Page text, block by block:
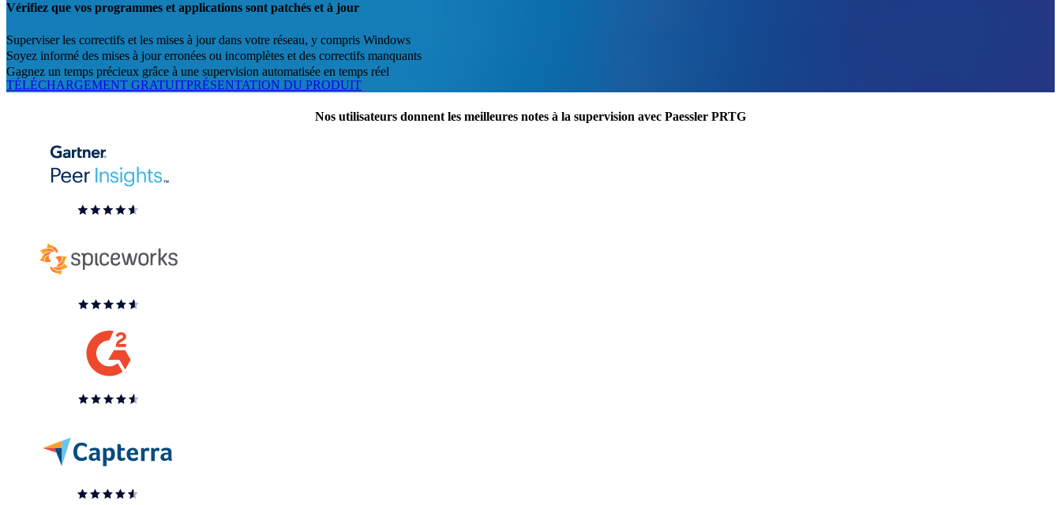
Vérifiez que vos programmes et applications sont patchés et à jour
Superviser les correctifs et les mises à jour dans votre réseau, y compris Windows
Soyez informé des mises à jour erronées ou incomplètes et des correctifs manquants
Gagnez un temps précieux grâce à une supervision automatisée en temps réel
TÉLÉCHARGEMENT GRATUITPRÉSENTATION DU PRODUIT
Nos utilisateurs donnent les meilleures notes à la supervision avec Paessler PRTG